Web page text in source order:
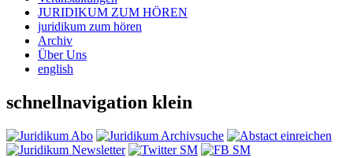
JURIDIKUM ZUM HÖREN
juridikum zum hören
Archiv
Über Uns
english
schnellnavigation klein